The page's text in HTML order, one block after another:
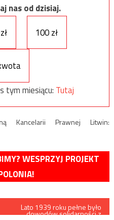
nas od dzisiaj.
100 zł
tym miesiącu: Tutaj
Kancelarii Prawnej Litwin:
WESPRZYJ PROJEKT
Lato 1939 roku pełne było
dowodów solidarności z